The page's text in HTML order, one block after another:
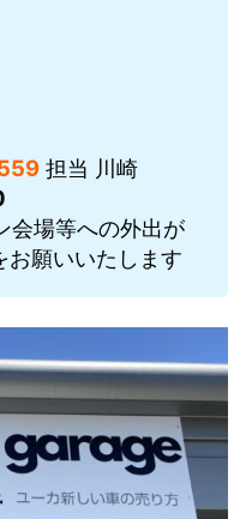
担当 川崎
会場等への外出が
お願いいたします